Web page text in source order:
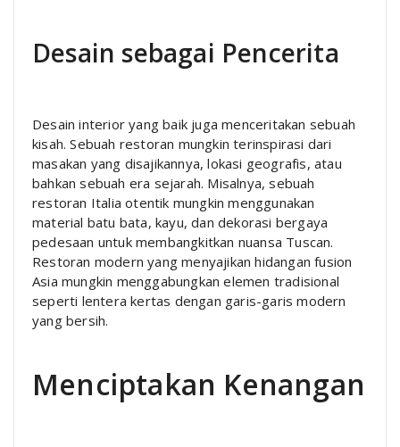
Desain sebagai Pencerita
Desain interior yang baik juga menceritakan sebuah
kisah. Sebuah restoran mungkin terinspirasi dari
masakan yang disajikannya, lokasi geografis, atau
bahkan sebuah era sejarah. Misalnya, sebuah
restoran Italia otentik mungkin menggunakan
material batu bata, kayu, dan dekorasi bergaya
pedesaan untuk membangkitkan nuansa Tuscan.
Restoran modern yang menyajikan hidangan fusion
Asia mungkin menggabungkan elemen tradisional
seperti lentera kertas dengan garis-garis modern
yang bersih.
Menciptakan Kenangan